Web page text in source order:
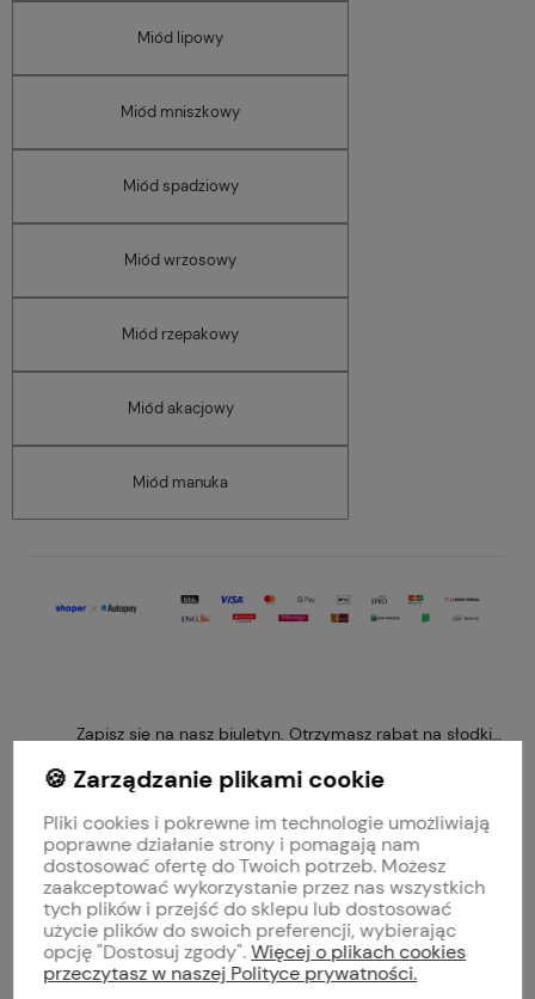
Miód lipowy
Miód mniszkowy
Miód spadziowy
Miód wrzosowy
Miód rzepakowy
Miód akacjowy
Miód manuka
Zapisz się na nasz biuletyn. Otrzymasz rabat na słodkie
polityce prywatności
Obserwuj nas na
🍪 Zarządzanie plikami cookie
Pliki cookies i pokrewne im technologie umożliwiają
poprawne działanie strony i pomagają nam
dostosować ofertę do Twoich potrzeb. Możesz
zaakceptować wykorzystanie przez nas wszystkich
tych plików i przejść do sklepu lub dostosować
użycie plików do swoich preferencji, wybierając
opcję "Dostosuj zgody". Więcej o plikach cookies
przeczytasz w naszej Polityce prywatności.